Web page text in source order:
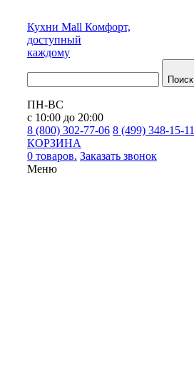
Кухни Mall Комфорт,
доступный
каждому
Поиск
ПН-ВС
с 10:00 до 20:00
8 (800) 302-77-06 8 (499) 348-15-11
КОРЗИНА
0 товаров. Заказать звонок
Меню